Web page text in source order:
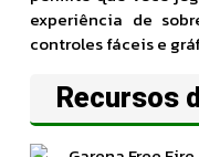
experiência de
controles fáceis e
Recursos